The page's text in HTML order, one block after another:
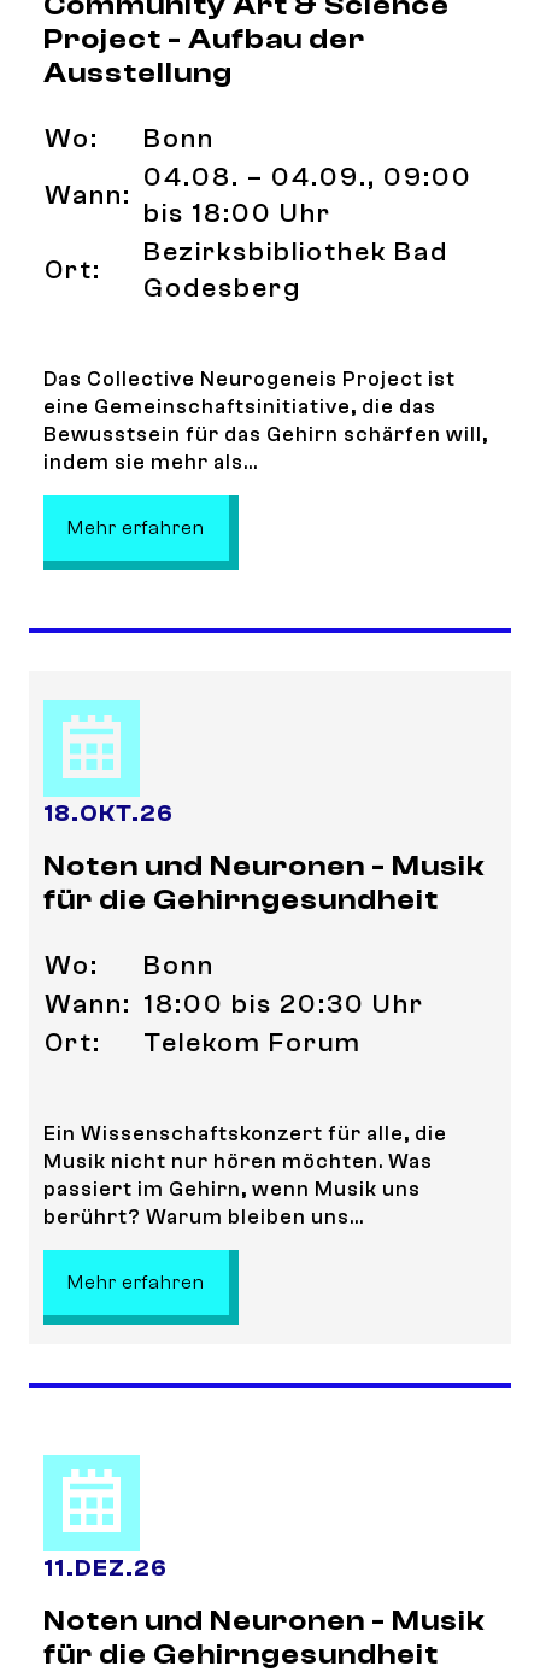
Project - Aufbau der
Ausstellung
Wo:
Bonn
Wann:
04.08. – 04.09., 09:00
bis 18:00 Uhr
Ort:
Bezirksbibliothek Bad
Godesberg
Das Collective Neurogeneis Project ist
eine Gemeinschaftsinitiative, die das
Bewusstsein für das Gehirn schärfen will,
indem sie mehr als...
Mehr erfahren
18.OKT.26
Noten und Neuronen - Musik
für die Gehirngesundheit
Wo:
Bonn
Wann: 18:00 bis 20:30 Uhr
Ort:
Telekom Forum
Ein Wissenschaftskonzert für alle, die
Musik nicht nur hören möchten. Was
passiert im Gehirn, wenn Musik uns
berührt? Warum bleiben uns...
Mehr erfahren
11.DEZ.26
Noten und Neuronen - Musik
für die Gehirngesundheit